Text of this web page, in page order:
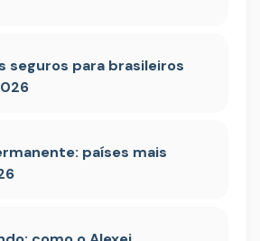
seguros para brasileiros
países mais